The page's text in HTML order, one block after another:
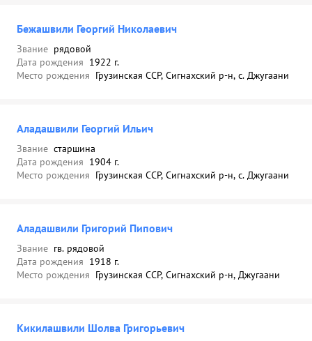
Бежашвили Георгий Николаевич
Звание рядовой
Дата рождения 1922 г.
Место рождения Грузинская ССР, Сигнахский р-н, с. Джугаани
Аладашвили Георгий Ильич
Звание старшина
Дата рождения 1904 г.
Место рождения Грузинская ССР, Сигнахский р-н, с. Джугаани
Аладашвили Григорий Пипович
Звание гв. рядовой
Дата рождения 1918 г.
Место рождения Грузинская ССР, Сигнахский р-н, Джугаани
Кикилашвили Шолва Григорьевич